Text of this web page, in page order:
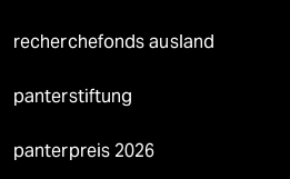
recherchefonds ausland
panterstiftung
panterpreis 2026